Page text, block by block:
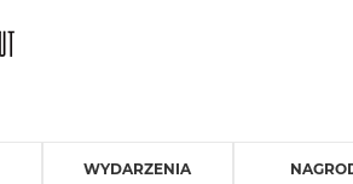
WYDARZENIA